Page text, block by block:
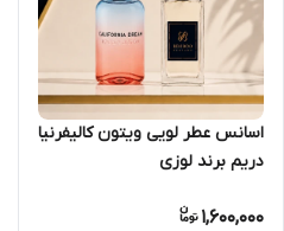
اسانس عطر لویی ویتون کالیفرنیا
دریم برند لوزی
1,600,000